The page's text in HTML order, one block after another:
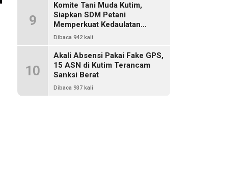
9
Komite Tani Muda Kutim,
Siapkan SDM Petani
Memperkuat Kedaulatan
Pangan
Dibaca 942 kali
10
Akali Absensi Pakai Fake GPS,
15 ASN di Kutim Terancam
Sanksi Berat
Dibaca 937 kali